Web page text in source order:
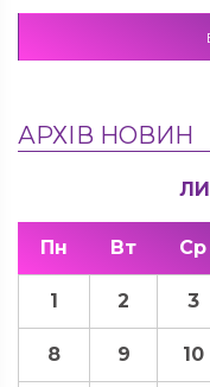
АРХІВ НОВИН
Пн Вт Ср
1 2 3
8 9 10